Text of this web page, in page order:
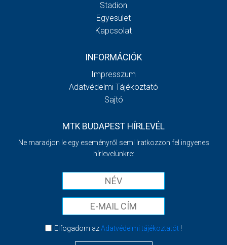
Stadion
Egyesület
Kapcsolat
INFORMÁCIÓK
Impresszum
Adatvédelmi Tájékoztató
Sajtó
MTK BUDAPEST HÍRLEVÉL
Ne maradjon le egy eseményről sem! Iratkozzon fel ingyenes
hírlevelünkre:
Elfogadom azAdatvédelmi tájékoztatót!